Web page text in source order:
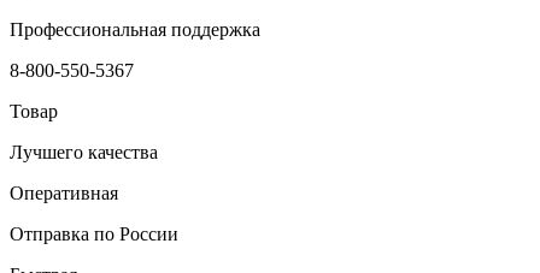
Профессиональная поддержка
8-800-550-5367
Товар
Лучшего качества
Оперативная
Отправка по России